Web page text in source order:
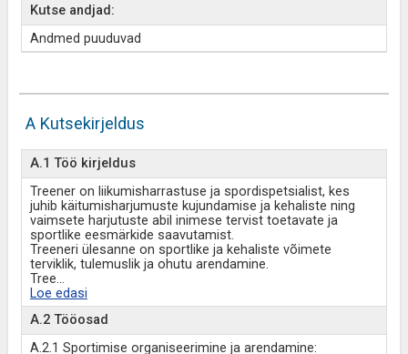
Kutse andjad:
Andmed puuduvad
A Kutsekirjeldus
A.1 Töö kirjeldus
Treener on liikumisharrastuse ja spordispetsialist, kes
juhib käitumisharjumuste kujundamise ja kehaliste ning
vaimsete harjutuste abil inimese tervist toetavate ja
sportlike eesmärkide saavutamist.
Treeneri ülesanne on sportlike ja kehaliste võimete
terviklik, tulemuslik ja ohutu arendamine.
Tree...
Loe edasi
A.2 Tööosad
A.2.1 Sportimise organiseerimine ja arendamine: